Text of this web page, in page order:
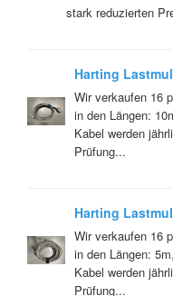
stark reduzierten
Harting
Wir verkaufen 16
in den Längen:
Kabel werden
Prüfung...
Harting
Wir verkaufen 16
in den Längen:
Kabel werden
Prüfung...